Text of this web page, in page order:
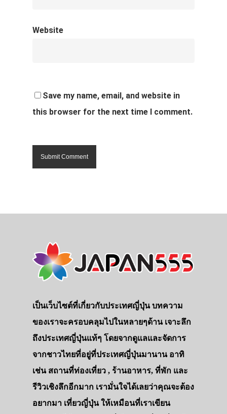
Website
Save my name, email, and website in
this browser for the next time I comment.
เป็นเว็บไซต์ที่เกี่ยวกับประเทศญี่ปุ่น บทความ
ของเราจะครอบคลุมไปในหลายๆด้าน เจาะลึก
ถึงประเทศญี่ปุ่นแท้ๆ โดยจากดูแลและจัดการ
จากชาวไทยที่อยู่ที่ประเทศญี่ปุ่นมานาน อาทิ
เช่น สถานที่ท่องเที่ยว , ร้านอาหาร, ที่พัก และ
รีวิวเชิงลึกอีกมาก เรามั่นใจได้เลยว่าคุณจะต้อง
อยากมา เที่ยวญี่ปุ่น ให้เหมือนที่เราเขียน